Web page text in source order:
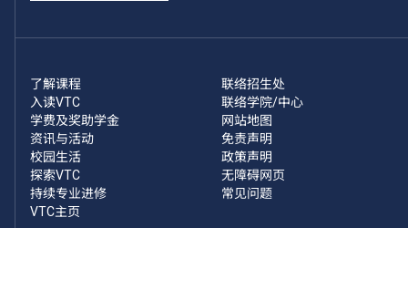
了解课程
入读VTC
学费及奖助学金
资讯与活动
校园生活
探索VTC
持续专业进修
VTC主页
联络招生处
联络学院/中心
网站地图
免责声明
政策声明
无障碍网页
常见问题